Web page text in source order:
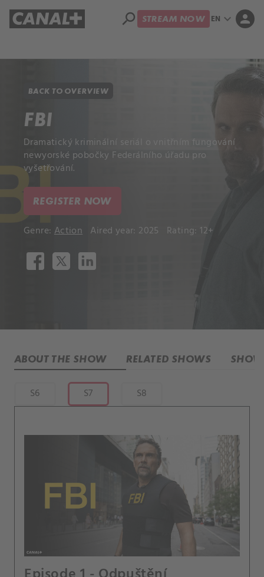
search STREAM NOW EN expand_more person
BACK TO OVERVIEW
FBI
Dramatický kriminální seriál o vnitřním fungování
newyorské pobočky Federálního úřadu pro
vyšetřování.
REGISTER NOW
Genre: Action Aired year: 2025 Rating: 12+
ABOUT THE SHOW RELATED SHOWS
S6 S7 S8